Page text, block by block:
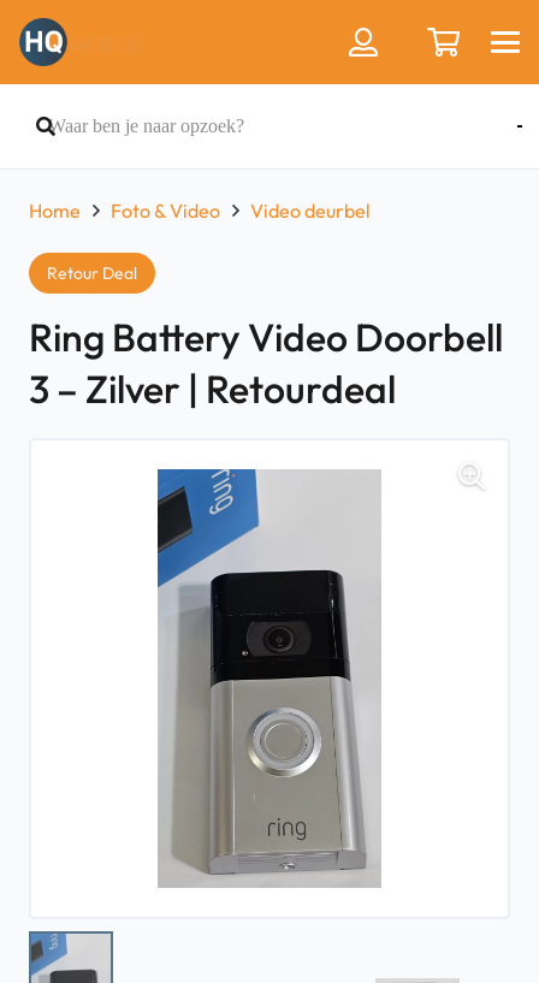
Home Foto & Video Video deurbel
Retour Deal
Ring Battery Video Doorbell
3 – Zilver | Retourdeal